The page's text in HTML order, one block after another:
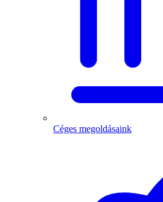
Céges megoldásaink